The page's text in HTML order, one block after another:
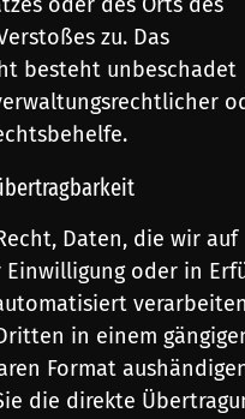
zu. Das
besteht unbeschadet
Daten, die wir auf
Einwilligung oder in
in einem
Format
die direkte